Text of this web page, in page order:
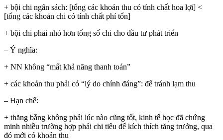
+ bội chi ngân sách: [tổng các khoản thu có tính chất hoa lợi] <
[tổng các khoản chi có tính chất phí tổn]
+ bội chi phải nhỏ hơn tổng số chi cho đầu tư phát triển
– Ý nghĩa:
+ NN không “mất khả năng thanh toán”
+ các khoản thu phải có “lý do chính đáng”: để tránh lạm thu
– Hạn chế:
+ thăng bằng không phải lúc nào cũng tốt, kinh tế học đã chứng
minh nhiều trường hợp phải chi tiêu để kích thích tăng trưởng, qua
đó mới có khoản thu